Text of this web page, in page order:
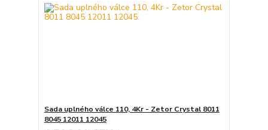
Sada uplného válce 110, 4Kr - Zetor Crystal 8011
8045 12011 12045